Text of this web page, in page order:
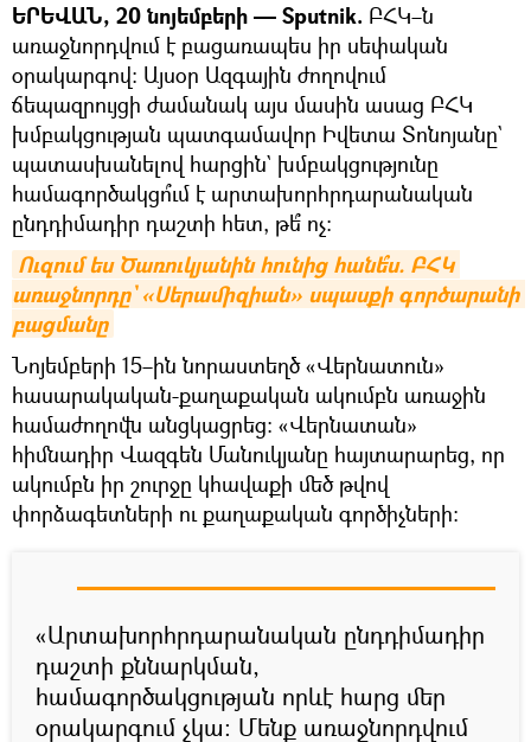
ԵՐԵՎԱՆ, 20 նոյեմբերի — Sputnik. ԲՀԿ–ն
առաջնորդվում է բացառապես իր սեփական
օրակարգով։ Այսօր Ազգային ժողովում
ճեպազրույցի ժամանակ այս մասին ասաց ԲՀԿ
խմբակցության պատգամավոր Իվետա Տոնոյանը`
պատասխանելով հարցին` խմբակցությունը
համագործակցո՞ւմ է արտախորհրդարանական
ընդդիմադիր դաշտի հետ, թե՞ ոչ։
Ուզում ես Ծառուկյանին հունից հանե՞ս. ԲՀԿ
առաջնորդը` «Սերամիզիան» սպասքի գործարանի
բացմանը
Նոյեմբերի 15–ին նորաստեղծ «Վերնատուն»
հասարակական-քաղաքական ակումբն առաջին
համաժողովն անցկացրեց։ «Վերնատան»
հիմնադիր Վազգեն Մանուկյանը հայտարարեց, որ
ակումբն իր շուրջը կհավաքի մեծ թվով
փորձագետների ու քաղաքական գործիչների։
«Արտախորհրդարանական ընդդիմադիր
դաշտի քննարկման,
համագործակցության որևէ հարց մեր
օրակարգում չկա։ Մենք առաջնորդվում